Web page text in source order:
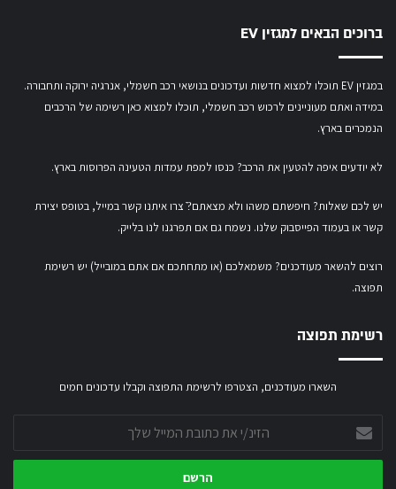
ברוכים הבאים למגזין EV
במגזין EV תוכלו למצוא חדשות ועדכונים בנושאי רכב חשמלי, אנרגיה ירוקה ותחבורה.
במידה ואתם מעוניינים לרכוש רכב חשמלי, תוכלו למצוא כאן רשימה של הרכבים
הנמכרים בארץ.
לא יודעים איפה להטעין את הרכב? כנסו למפת עמדות הטעינה הפרוסות בארץ.
יש לכם שאלות? חיפשתם משהו ולא מצאתם?ֿ צרו איתנו קשר במייל, בטופס יצירת
קשראובעמוד הפייסבוק שלנו. נשמח גם אם תפרגנו לנו בלייק.
רוצים להשאר מעודכנים? משמאלכם (או מתחתכם אם אתם במובייל) יש רשימת
תפוצה.
רשימת תפוצה
השארו מעודכנים, הצטרפו לרשימת התפוצה וקבלו עדכונים חמים
הזינ/י
את
כתובת